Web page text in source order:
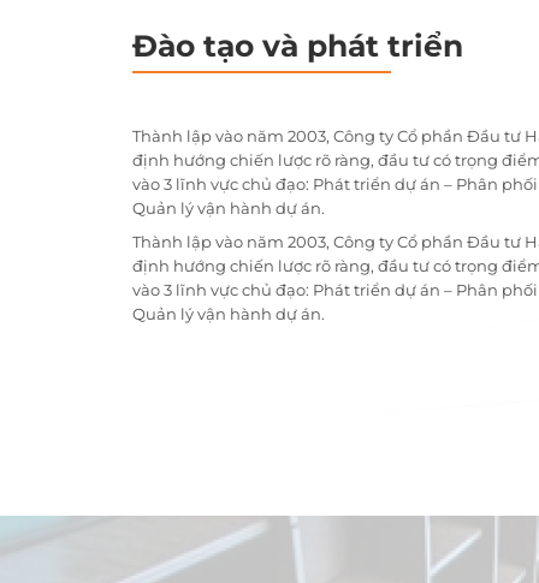
Đào tạo và phát triển
Thành lập vào năm 2003, Công ty Cổ phần Đầu tư
định hướng chiến lược rõ ràng, đầu tư có trọng
vào 3 lĩnh vực chủ đạo: Phát triển dự án – Phân
Quản lý vận hành dự án.
Thành lập vào năm 2003, Công ty Cổ phần Đầu tư
định hướng chiến lược rõ ràng, đầu tư có trọng
vào 3 lĩnh vực chủ đạo: Phát triển dự án – Phân
Quản lý vận hành dự án.